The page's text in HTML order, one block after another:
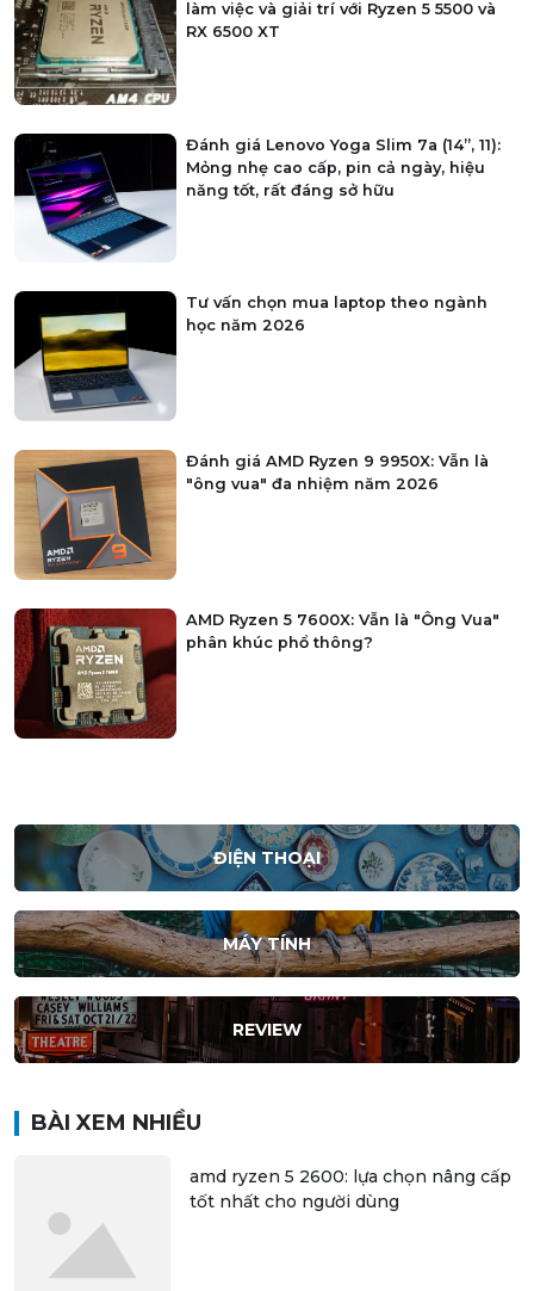
làm việc và giải trí với Ryzen 5 5500 và
RX 6500 XT
Đánh giá Lenovo Yoga Slim 7a (14”, 11):
Mỏng nhẹ cao cấp, pin cả ngày, hiệu
năng tốt, rất đáng sở hữu
Tư vấn chọn mua laptop theo ngành
học năm 2026
Đánh giá AMD Ryzen 9 9950X: Vẫn là
"ông vua" đa nhiệm năm 2026
AMD Ryzen 5 7600X: Vẫn là "Ông Vua"
phân khúc phổ thông?
ĐIỆN THOẠI
MÁY TÍNH
REVIEW
BÀI XEM NHIỀU
amd ryzen 5 2600: lựa chọn nâng cấp
tốt nhất cho người dùng